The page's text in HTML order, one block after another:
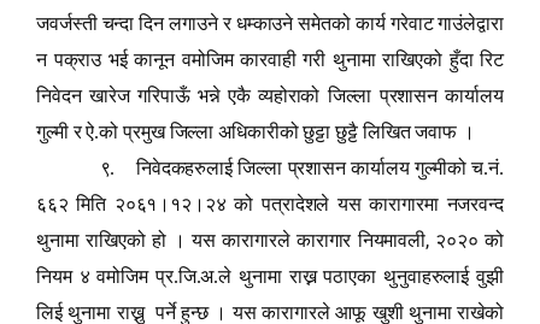
जवर्जस्ती चन्दा दिन लगाउने र धम्काउने समेतको कार्य गरेवाट गाउंलेद्वारा
न पक्राउ भई कानून वमोजिम कारवाही गरी थुनामा राखिएको हुँदा रिट
निवेदन खारेज गरिपाऊँ भन्ने एकै व्यहोराको जिल्ला प्रशासन कार्यालय
गुल्मी र ऐ.को प्रमुख जिल्ला अधिकारीको छुट्टा छुट्टै लिखित जवाफ ।
९. निवेदकहरुलाई जिल्ला प्रशासन कार्यालय गुल्मीको च.नं.
६६२ मिति २०६१।१२।२४ को पत्रादेशले यस कारागारमा नजरवन्द
थुनामा राखिएको हो । यस कारागारले कारागार नियमावली, २०२० को
नियम ४ वमोजिम प्र.जि.अ.ले थुनामा राख्न पठाएका थुनुवाहरुलाई वुझी
लिई थुनामा राख्नु पर्ने हुन्छ । यस कारागारले आफू खुशी थुनामा राखेको